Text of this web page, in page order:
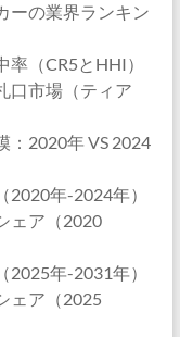
ーの業界ランキン
（CR5とHHI）
口市場（ティア
：2020年 VS 2024
2020年-2024年）
ェア（2020
2025年-2031年）
ェア（2025